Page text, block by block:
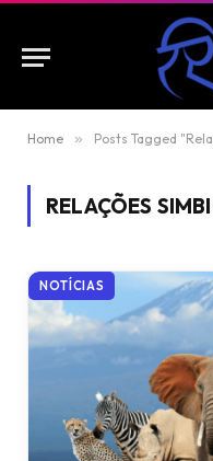
Home » Posts Tagged
RELAÇÕES
NOTÍCIAS